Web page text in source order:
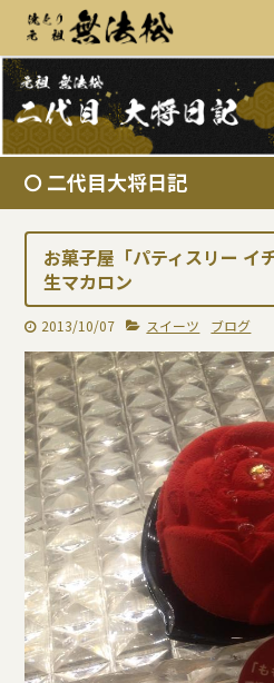
二代目大将日記
お菓子屋「パティスリー イ
生マカロン
2013/10/07 スイーツ ブログ